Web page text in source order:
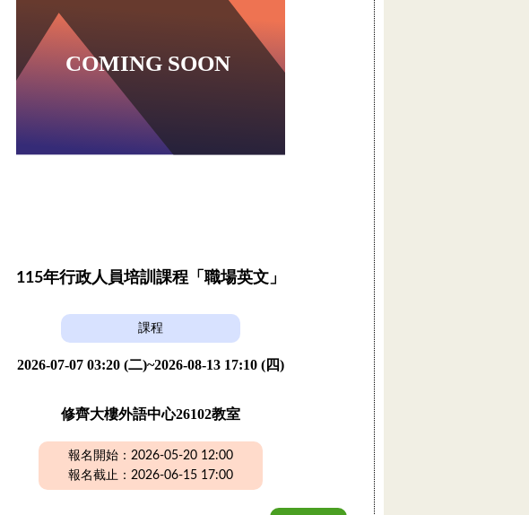
115年行政人員培訓課程「職場英文」
課程
2026-07-07 03:20 (二)~2026-08-13 17:10 (四)
修齊大樓外語中心26102教室
報名開始：2026-05-20 12:00
報名截止：2026-06-15 17:00